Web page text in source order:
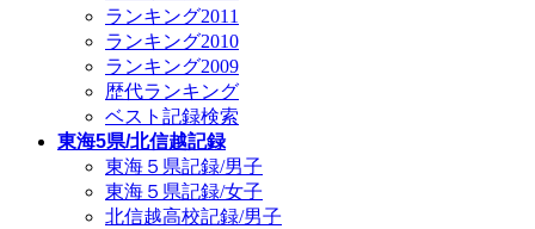
ランキング2011
ランキング2010
ランキング2009
歴代ランキング
ベスト記録検索
東海5県/北信越記録
東海５県記録/男子
東海５県記録/女子
北信越高校記録/男子